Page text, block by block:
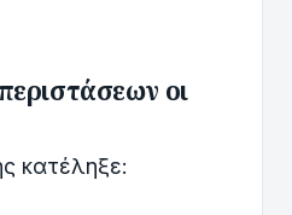
οι
κατέληξε: